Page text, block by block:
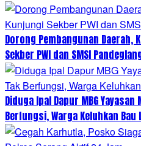
Dorong Pembangunan Daerah,
Sekber PWI dan SMSI
Diduga Ipal Dapur MBG
Berfungsi, Warga Keluhkan Bau